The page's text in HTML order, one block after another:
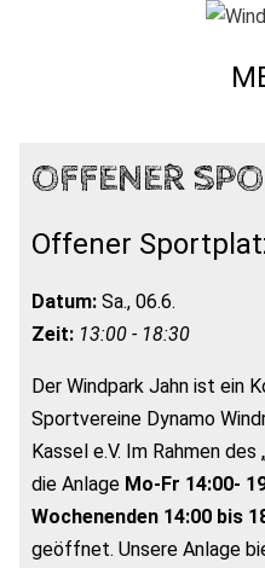
OFFENER
Offener
Datum: Sa., 06.6.
Zeit: 13:00 - 18:30
Der Windpark Jahn ist ein
Sportvereine Dynamo
Kassel e.V. Im Rahmen
die Anlage Mo-Fr 14:00-
Wochenenden 14:00 bis
geöffnet. Unsere Anlage